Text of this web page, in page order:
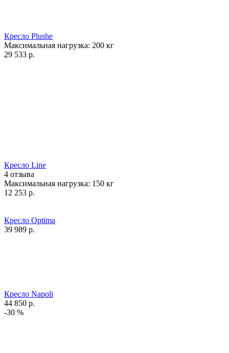
Кресло Plushe
Максимальная нагрузка: 200 кг
29 533 р.
Кресло Line
4 отзыва
Максимальная нагрузка: 150 кг
12 253 р.
Кресло Optima
39 989 р.
Кресло Napoli
44 850 р.
-30 %